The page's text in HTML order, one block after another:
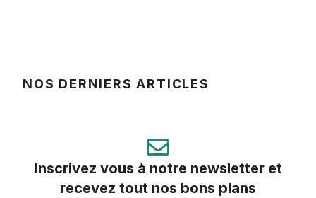
NOS DERNIERS ARTICLES
Inscrivez vous à notre newsletter et
recevez tout nos bons plans